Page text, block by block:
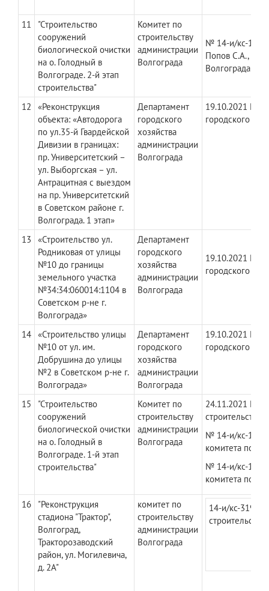
11
"Строительство
сооружений
биологической очистки
на о. Голодный в
Волгограде. 2-й этап
строительства"
Комитет по
строительству
администрации
Волгограда
№ 14-и/кс-1884
Попов С.А.,
Волгограда;
12
«Реконструкция
объекта: «Автодорога
по ул.35-й Гвардейской
Дивизии в границах:
пр. Университетский –
ул. Выборгская – ул.
Антрацитная с выездом
на пр. Университетский
в Советском районе г.
Волгограда. 1 этап»
Департамент
городского
хозяйства
администрации
Волгограда
​19.10.2021 №
городского
13
«Строительство ул.
Родниковая от улицы
№10 до границы
земельного участка
№34:34:060014:1104 в
Советском р-не г.
Волгограда»
Департамент
городского
хозяйства
администрации
Волгограда
19.10.2021 №
городского
14 «Строительство улицы
№10 от ул. им.
Добрушина до улицы
№2 в Советском р-не г.
Волгограда»
Департамент
городского
хозяйства
администрации
Волгограда
​19.10.2021 №
городского
15
"Строительство
сооружений
биологической очистки
на о. Голодный в
Волгограде. 1-й этап
строительства"
Комитет по
строительству
администрации
Волгограда
​24.11.2021 №
строительству
№ 14-и/кс-1967
комитета по
№ 14-и/кс-1505
комитета по
16
"Реконструкция
стадиона "Трактор",
Волгоград,
Тракторозаводский
район, ул. Могилевича,
д. 2А"
комитет по
строительству
администрации
Волгограда
14-и/кс-319 от